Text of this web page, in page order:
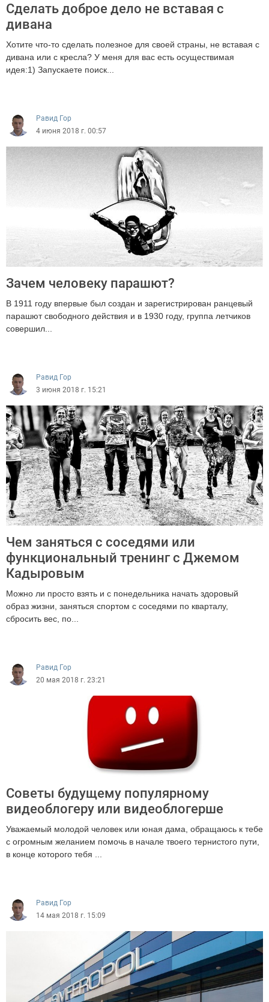
Сделать доброе дело не вставая с
дивана
Хотите что-то сделать полезное для своей страны, не вставая с
дивана или с кресла? У меня для вас есть осуществимая
идея:1) Запускаете поиск...
Равид Гор
4 июня 2018 г. 00:57
Зачем человеку парашют?
В 1911 году впервые был создан и зарегистрирован ранцевый
парашют свободного действия и в 1930 году, группа летчиков
совершил...
Равид Гор
3 июня 2018 г. 15:21
Чем заняться с соседями или
функциональный тренинг с Джемом
Кадыровым
Можно ли просто взять и с понедельника начать здоровый
образ жизни, заняться спортом с соседями по кварталу,
сбросить вес, по...
Равид Гор
20 мая 2018 г. 23:21
Советы будущему популярному
видеоблогеру или видеоблогерше
Уважаемый молодой человек или юная дама, обращаюсь к тебе
с огромным желанием помочь в начале твоего тернистого пути,
в конце которого тебя ...
Равид Гор
14 мая 2018 г. 15:09